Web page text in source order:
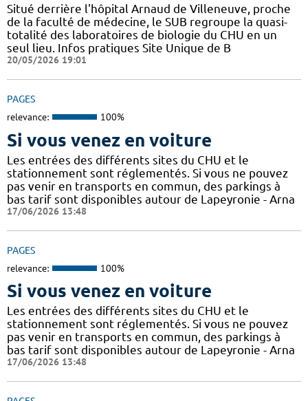
Situé derrière l'hôpital Arnaud de Villeneuve, proche
de la faculté de médecine, le SUB regroupe la quasi-
totalité des laboratoires de biologie du CHU en un
seul lieu. Infos pratiques Site Unique de B
20/05/2026 19:01
PAGES
relevance: 100%
Si vous venez en voiture
Les entrées des différents sites du CHU et le
stationnement sont réglementés. Si vous ne pouvez
pas venir en transports en commun, des parkings à
bas tarif sont disponibles autour de Lapeyronie - Arna
17/06/2026 13:48
PAGES
relevance: 100%
Si vous venez en voiture
Les entrées des différents sites du CHU et le
stationnement sont réglementés. Si vous ne pouvez
pas venir en transports en commun, des parkings à
bas tarif sont disponibles autour de Lapeyronie - Arna
17/06/2026 13:48